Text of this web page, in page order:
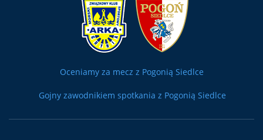
Oceniamy za mecz z Pogonią Siedlce
Gojny zawodnikiem spotkania z Pogonią Siedlce